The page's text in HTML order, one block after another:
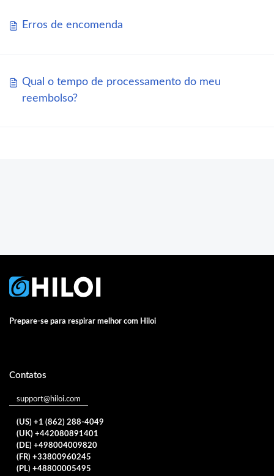
Erros de encomenda
Qual o tempo de processamento do meu
reembolso?
Prepare-se para respirar melhor com Hiloi
Contatos
support@hiloi.com
(US) +1 (862) 288-4049
(UK) +442080891401
(DE) +498004009820
(FR) +33800960245
(PL) +48800005495